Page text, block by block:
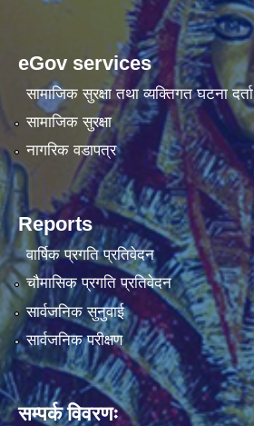
eGov services
सामाजिक सुरक्षा तथा व्यक्तिगत घटना दर्ता
सामाजिक सुरक्षा
नागरिक वडापत्र
Reports
वार्षिक प्रगति प्रतिवेदन
चौमासिक प्रगति प्रतिवेदन
सार्वजनिक सुनुवाई
सार्वजनिक परीक्षण
सम्पर्क विवरणः